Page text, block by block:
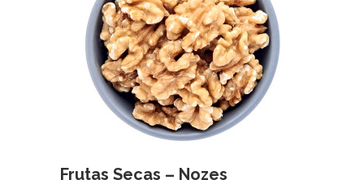
Frutas Secas – Nozes